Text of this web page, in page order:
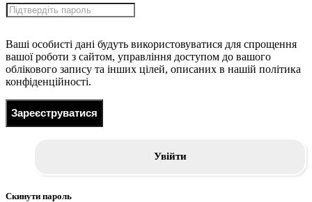
Ваші особисті дані будуть використовуватися для спрощення
вашої роботи з сайтом, управління доступом до вашого
облікового запису та інших цілей, описаних в нашій політика
конфіденційності.
Зареєструватися
Увійти
Скинути пароль